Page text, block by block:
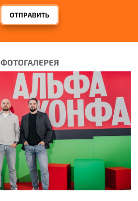
ОТПРАВИТЬ
ФОТОГАЛЕРЕЯ